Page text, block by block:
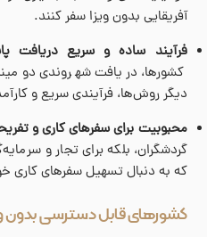
آفریقایی بدون ویزا سفر کنند.
فرآیند ساده و سریع دریافت
کشورها، دریافت شهروندی
دیگر روش‌ها، فرآیندی سریع و
محبوبیت برای سفرهای کاری و
گردشگران، بلکه برای تجار و
که به دنبال تسهیل سفرهای کاری
کشورهای قابل دسترسی بدون